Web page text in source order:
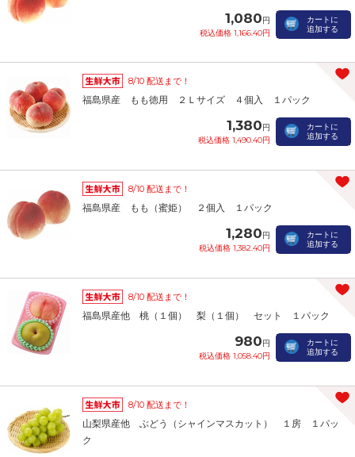
1,080円
税込価格 1,166.40円
カートに
追加する
8/10 配送まで！
福島県産 もも徳用 ２Ｌサイズ ４個入 １パック
1,380円
税込価格 1,490.40円
カートに
追加する
8/10 配送まで！
福島県産 もも（蜜姫） ２個入 １パック
1,280円
税込価格 1,382.40円
カートに
追加する
8/10 配送まで！
福島県産他 桃（１個） 梨（１個） セット １パック
980円
税込価格 1,058.40円
カートに
追加する
8/10 配送まで！
山梨県産他 ぶどう（シャインマスカット） １房 １パッ
ク